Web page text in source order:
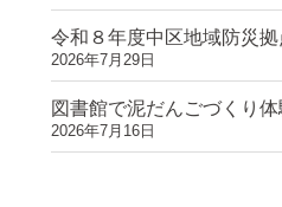
令和８年度中区地域防災
2026年7月29日
図書館で泥だんごづくり体
2026年7月16日